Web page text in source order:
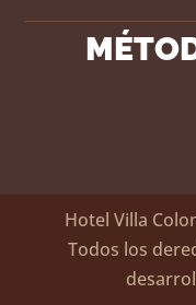
Hotel Villa
Todos los